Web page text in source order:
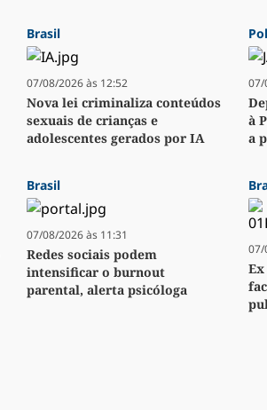
Brasil
07/08/2026 às 12:52
Nova lei criminaliza conteúdos
sexuais de crianças e
adolescentes gerados por IA
07/
à
a
Brasil
07/08/2026 às 11:31
Redes sociais podem
intensificar o burnout
parental, alerta psicóloga
07/